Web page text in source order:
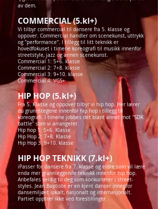
av dem.
COMMERCIAL (5.kl+)
Vi tilbyr commercial til dansere fra 5. klasse og
oppover. Commercial handler om scenekunst, uttrykk
og "performance". I tillegg til litt teknikk er
hovedfokuset i timene koreografi til musikk innenfor
streetstyle, jazz og annen scenekunst.
Commercial 1: 5+6. klasse
Commercial 2: 7+8. klasse
Commercial 3: 9+10. klasse
Commercial 4: VGS+
HIP HOP (5.kl+)
Fra 5. Klasse og oppover tilbyr vi hip hop. Her lærer
du grunnstegene innenfor hip hop i tillegg til
koreografi. I timene jobbes det blant annet mot "SDK
battle" som vi arrangerer.
Hip hop 1: 5+6. Klasse
Hip Hop 2: 7+8. Klasse
Hip Hop 3: 9+10. klasse
HIP HOP TEKNIKK (7.kl+)
iPasser for dansere fra 7. klasse og eldre som vil lære
enda mer grunnleggende teknikk innenfor hip hop.
Anbefales veldig til deg som konkurrerer i street-
styles. Jean Baptiste er en kjent danser innenfor
dansemiljøet lokalt, nasjonalt og internasjonalt.
Partiet opptrer ikke ved forestillinger.